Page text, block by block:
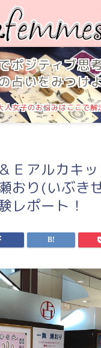
ポジティブ思
占いをみつけ
人女子のお悩みはここで解
Ｅアルカキ
おり(いぶき
レポート！